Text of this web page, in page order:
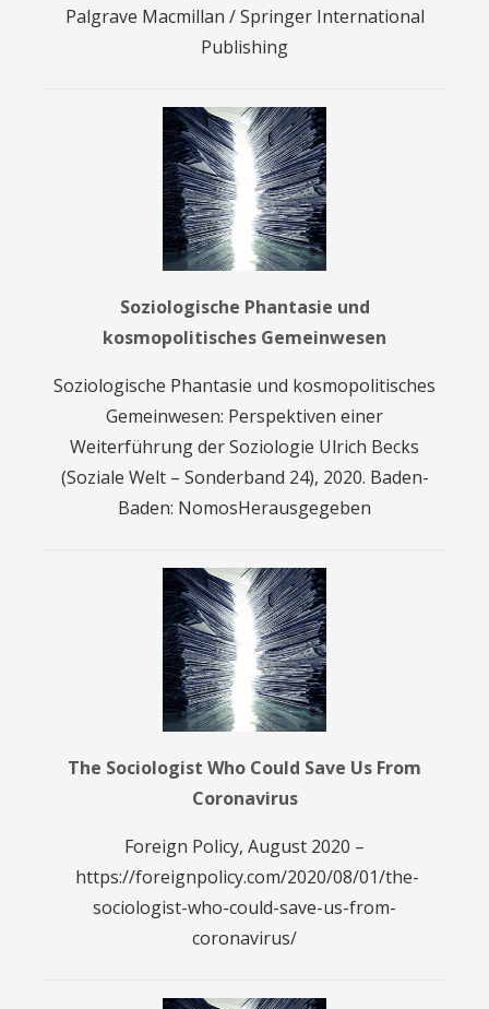
Palgrave Macmillan / Springer International
Publishing
Soziologische Phantasie und
kosmopolitisches Gemeinwesen
Soziologische Phantasie und kosmopolitisches
Gemeinwesen: Perspektiven einer
Weiterführung der Soziologie Ulrich Becks
(Soziale Welt – Sonderband 24), 2020. Baden-
Baden: NomosHerausgegeben
The Sociologist Who Could Save Us From
Coronavirus
Foreign Policy, August 2020 –
https://foreignpolicy.com/2020/08/01/the-
sociologist-who-could-save-us-from-
coronavirus/